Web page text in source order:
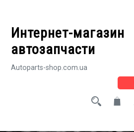
содержимому
Интернет-магазин
автозапчасти
Autoparts-shop.com.ua